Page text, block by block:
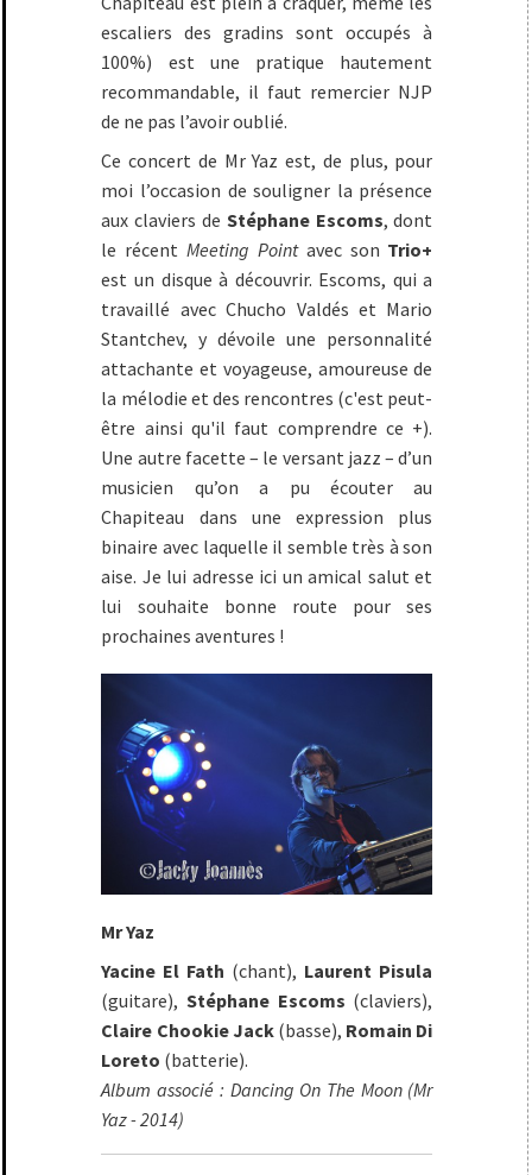
escaliers des gradins sont occupés à
100%) est une pratique hautement
recommandable, il faut remercier NJP
de ne pas l’avoir oublié.
Ce concert de Mr Yaz est, de plus, pour
moi l’occasion de souligner la présence
aux claviers de Stéphane Escoms, dont
le récentMeeting Pointavec son Trio+
est un disque à découvrir. Escoms, qui a
travaillé avec Chucho Valdés et Mario
Stantchev, y dévoile une personnalité
attachante et voyageuse, amoureuse de
la mélodie et des rencontres (c'est peut-
être ainsi qu'il faut comprendre ce +).
Une autre facette – le versant jazz – d’un
musicien qu’on a pu écouter au
Chapiteau dans une expression plus
binaire avec laquelle il semble très à son
aise. Je lui adresse ici un amical salut et
lui souhaite bonne route pour ses
prochaines aventures !
Mr Yaz
Yacine El Fath (chant), Laurent Pisula
(guitare),Stéphane Escoms (claviers),
Claire Chookie Jack(basse), Romain Di
Loreto (batterie).
Album associé : Dancing On The Moon (Mr
Yaz - 2014)